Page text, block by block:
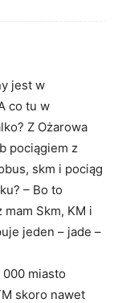
jest w
co tu w
Z Ożarowa
pociągiem z
skm i pociąg
– Bo to
mam Skm, KM i
jeden – jade –
000 miasto
skoro nawet